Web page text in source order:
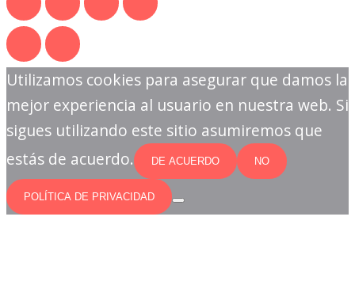
Utilizamos cookies para asegurar que damos la
mejor experiencia al usuario en nuestra web. Si
sigues utilizando este sitio asumiremos que
estás de acuerdo.
DE ACUERDO NO
POLÍTICA DE PRIVACIDAD